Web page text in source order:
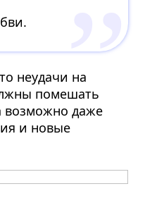
неудачи на
помешать
возможно даже
и новые